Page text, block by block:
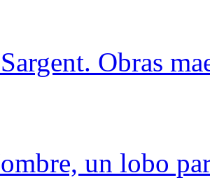
Sargent. Obras
un lobo